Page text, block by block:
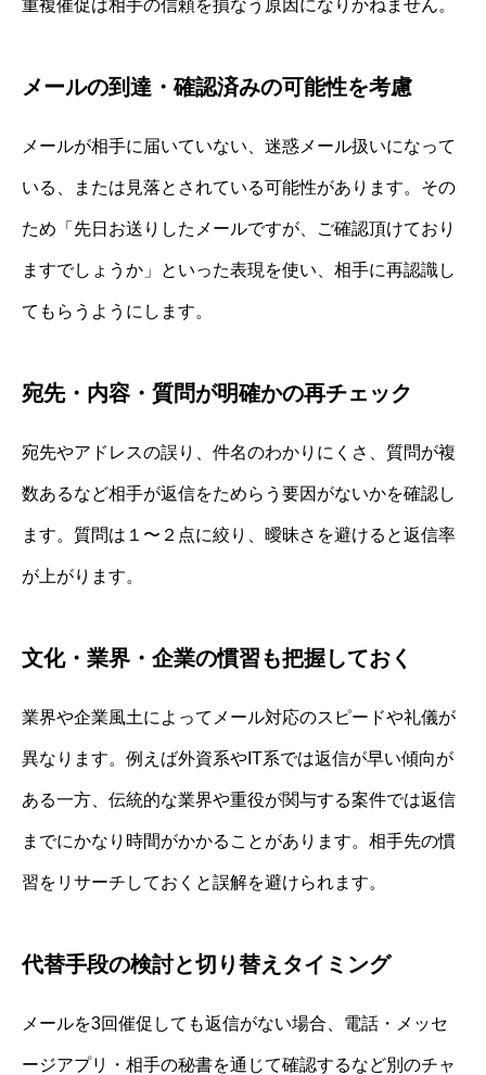
重複催促は相手の信頼を損なう原因になりかねません。
メールの到達・確認済みの可能性を考慮
メールが相手に届いていない、迷惑メール扱いになって
いる、または見落とされている可能性があります。その
ため「先日お送りしたメールですが、ご確認頂けており
ますでしょうか」といった表現を使い、相手に再認識し
てもらうようにします。
宛先・内容・質問が明確かの再チェック
宛先やアドレスの誤り、件名のわかりにくさ、質問が複
数あるなど相手が返信をためらう要因がないかを確認し
ます。質問は１〜２点に絞り、曖昧さを避けると返信率
が上がります。
文化・業界・企業の慣習も把握しておく
業界や企業風土によってメール対応のスピードや礼儀が
異なります。例えば外資系やIT系では返信が早い傾向が
ある一方、伝統的な業界や重役が関与する案件では返信
までにかなり時間がかかることがあります。相手先の慣
習をリサーチしておくと誤解を避けられます。
代替手段の検討と切り替えタイミング
メールを3回催促しても返信がない場合、電話・メッセ
ージアプリ・相手の秘書を通じて確認するなど別のチャ